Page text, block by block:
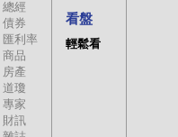
總經
債券
匯利率
商品
房產
道瓊
專家
財訊
看盤
輕鬆看